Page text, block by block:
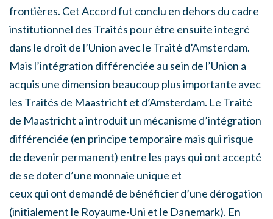
frontières. Cet Accord fut conclu en dehors du cadre
institutionnel des Traités pour ètre ensuite integré
dans le droit de l’Union avec le Traité d’Amsterdam.
Mais l’intégration différenciée au sein de l’Union a
acquis une dimension beaucoup plus importante avec
les Traités de Maastricht et d’Amsterdam. Le Traité
de Maastricht a introduit un mécanisme d’intégration
différenciée (en principe temporaire mais qui risque
de devenir permanent) entre les pays qui ont accepté
de se doter d’une monnaie unique et
ceux qui ont demandé de bénéficier d’une dérogation
(initialement le Royaume-Uni et le Danemark). En